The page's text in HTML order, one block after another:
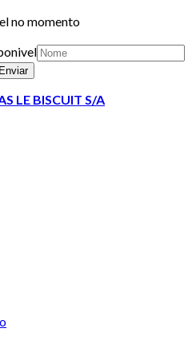
no momento
Enviar
LE BISCUIT S/A